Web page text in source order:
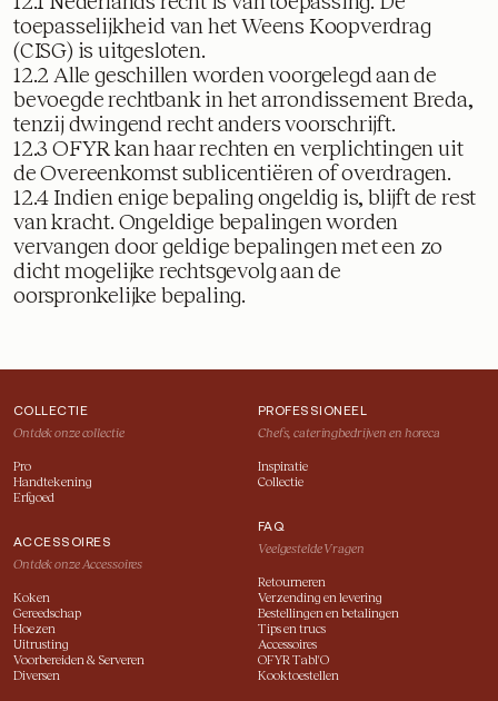
toepasselijkheid van het Weens Koopverdrag
(CISG) is uitgesloten.
12.2 Alle geschillen worden voorgelegd aan de
bevoegde rechtbank in het arrondissement Breda,
tenzij dwingend recht anders voorschrijft.
12.3 OFYR kan haar rechten en verplichtingen uit
de Overeenkomst sublicentiëren of overdragen.
12.4 Indien enige bepaling ongeldig is, blijft de rest
van kracht. Ongeldige bepalingen worden
vervangen door geldige bepalingen met een zo
dicht mogelijke rechtsgevolg aan de
oorspronkelijke bepaling.
COLLECTIE
Ontdek onze collectie
Pro
Handtekening
Erfgoed
ACCESSOIRES
Ontdek onze Accessoires
Koken
Gereedschap
Hoezen
Uitrusting
Voorbereiden & Serveren
Diversen
PROFESSIONEEL
Chefs, cateringbedrijven en horeca
Inspiratie
Collectie
FAQ
Veelgestelde Vragen
Retourneren
Verzending en levering
Bestellingen en betalingen
Tips en trucs
Accessoires
OFYR Tabl'O
Kooktoestellen